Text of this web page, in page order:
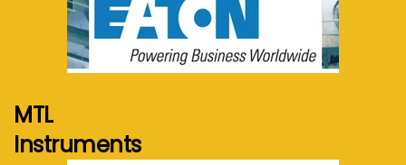
Voir plus...
MTL
Instruments